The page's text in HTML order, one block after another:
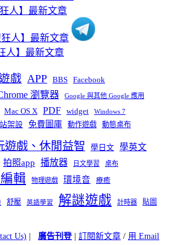
戲 APP BBS Facebook
瀏覽器 Google 與其他 Google 應用
Mac OS X PDF widget Windows 7
架設 免費圖庫 動作遊戲 動態桌布
遊戲、休閒益智 學日文 學英文
拍照app 播放器 日文學習 桌布
輯 物理遊戲 環境音 療癒
舒壓 英語學習 解謎遊戲 計時器
貼圖
Us) 廣告刊登| 訂閱新文章 / 用 Email